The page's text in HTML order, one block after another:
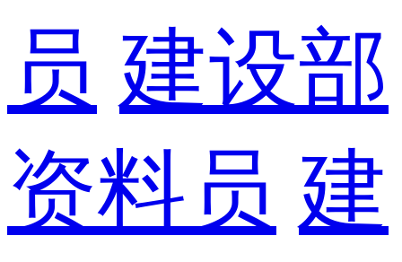
员 建设部
资料员 建